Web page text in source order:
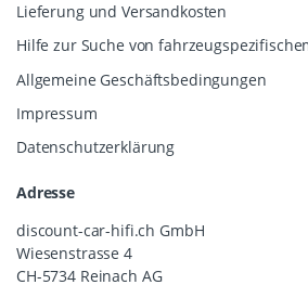
Lieferung und Versandkosten
Hilfe zur Suche von
Allgemeine Geschäftsbedingungen
Impressum
Datenschutzerklärung
Adresse
discount-car-hifi.ch GmbH
Wiesenstrasse 4
CH-5734 Reinach AG